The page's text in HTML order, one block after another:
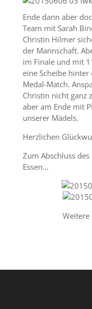
Ende dann aber
Team mit Sarah
Christin Hilmer
der Mannschaft.
im Finale und mit
eine Scheibe
Medal-Match.
Christin nicht ganz
aber am Ende mit
unserer Mädels.
Herzlichen
Zum Abschluss des
Essen…
Weitere